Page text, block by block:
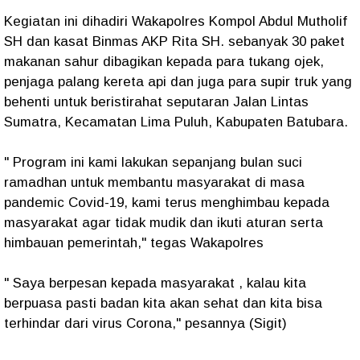
Kegiatan ini dihadiri Wakapolres Kompol Abdul Mutholif
SH dan kasat Binmas AKP Rita SH. sebanyak 30 paket
makanan sahur dibagikan kepada para tukang ojek,
penjaga palang kereta api dan juga para supir truk yang
behenti untuk beristirahat seputaran Jalan Lintas
Sumatra, Kecamatan Lima Puluh, Kabupaten Batubara.
" Program ini kami lakukan sepanjang bulan suci
ramadhan untuk membantu masyarakat di masa
pandemic Covid-19, kami terus menghimbau kepada
masyarakat agar tidak mudik dan ikuti aturan serta
himbauan pemerintah," tegas Wakapolres
" Saya berpesan kepada masyarakat , kalau kita
berpuasa pasti badan kita akan sehat dan kita bisa
terhindar dari virus Corona," pesannya (Sigit)